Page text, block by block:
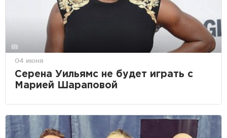
04 июня
Серена Уильямс не будет играть с
Марией Шараповой